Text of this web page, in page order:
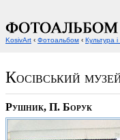
Косівський
Рушник, П. Борук
KosivArt ‹ Фотоальбом ‹ Культура